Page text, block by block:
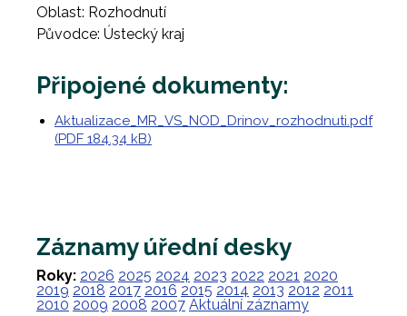
Oblast: Rozhodnutí
Původce: Ústecký kraj
Připojené dokumenty:
Aktualizace_MR_VS_NOD_Drinov_rozhodnuti.pdf
(PDF 184.34 kB)
Záznamy úřední desky
Roky: 2026 2025 2024 2023 2022 2021 2020
2019 2018 2017 2016 2015 2014 2013 2012 2011
2010 2009 2008 2007 Aktuální záznamy